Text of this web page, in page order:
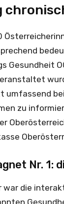
Gesundheit
umfassend
zu
Nr. 1:
war die